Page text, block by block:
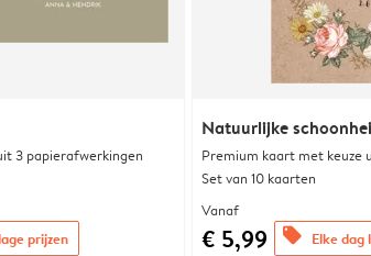
3 papierafwerkingen
prijzen
Natuurlijke
Premium kaart met keuze
Set van 10 kaarten
Vanaf
€ 5,99 offers Elke dag